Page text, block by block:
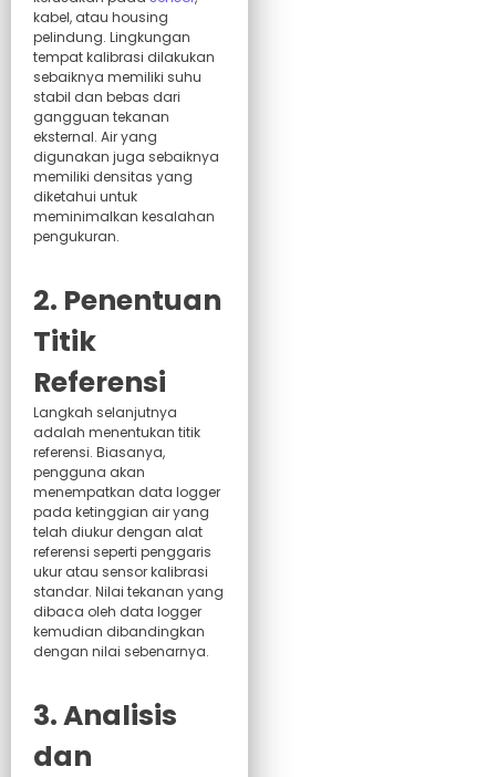
kabel, atau housing
pelindung. Lingkungan
tempat kalibrasi dilakukan
sebaiknya memiliki suhu
stabil dan bebas dari
gangguan tekanan
eksternal. Air yang
digunakan juga sebaiknya
memiliki densitas yang
diketahui untuk
meminimalkan kesalahan
pengukuran.
2. Penentuan
Titik
Referensi
Langkah selanjutnya
adalah menentukan titik
referensi. Biasanya,
pengguna akan
menempatkan data logger
pada ketinggian air yang
telah diukur dengan alat
referensi seperti penggaris
ukur atau sensor kalibrasi
standar. Nilai tekanan yang
dibaca oleh data logger
kemudian dibandingkan
dengan nilai sebenarnya.
3. Analisis
dan